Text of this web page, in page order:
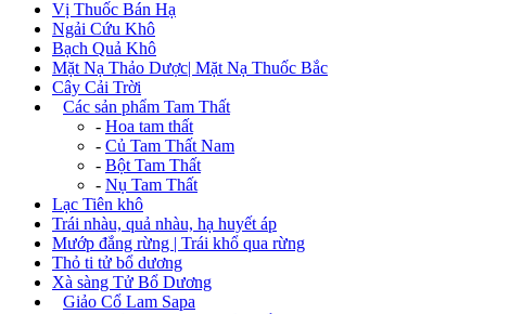
Vị Thuốc Bán Hạ
Ngải Cứu Khô
Bạch Quả Khô
Mặt Nạ Thảo Dược| Mặt Nạ Thuốc Bắc
Cây Cải Trời
Các sản phẩm Tam Thất
- Hoa tam thất
- Củ Tam Thất Nam
- Bột Tam Thất
- Nụ Tam Thất
Lạc Tiên khô
Trái nhàu, quả nhàu, hạ huyết áp
Mướp đắng rừng | Trái khổ qua rừng
Thỏ ti tử bổ dương
Xà sàng Tử Bổ Dương
Giảo Cổ Lam Sapa